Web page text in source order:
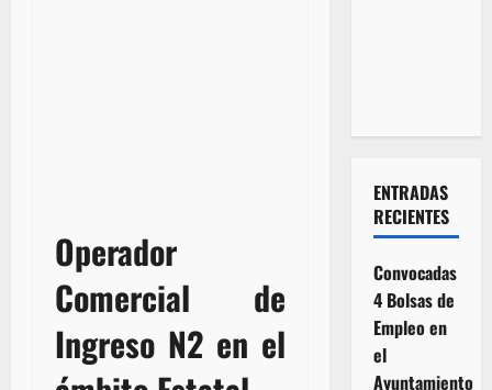
Operador
Comercial de
Ingreso N2 en el
ENTRADAS
RECIENTES
Convocadas
4 Bolsas de
Empleo en
el
Ayuntamiento